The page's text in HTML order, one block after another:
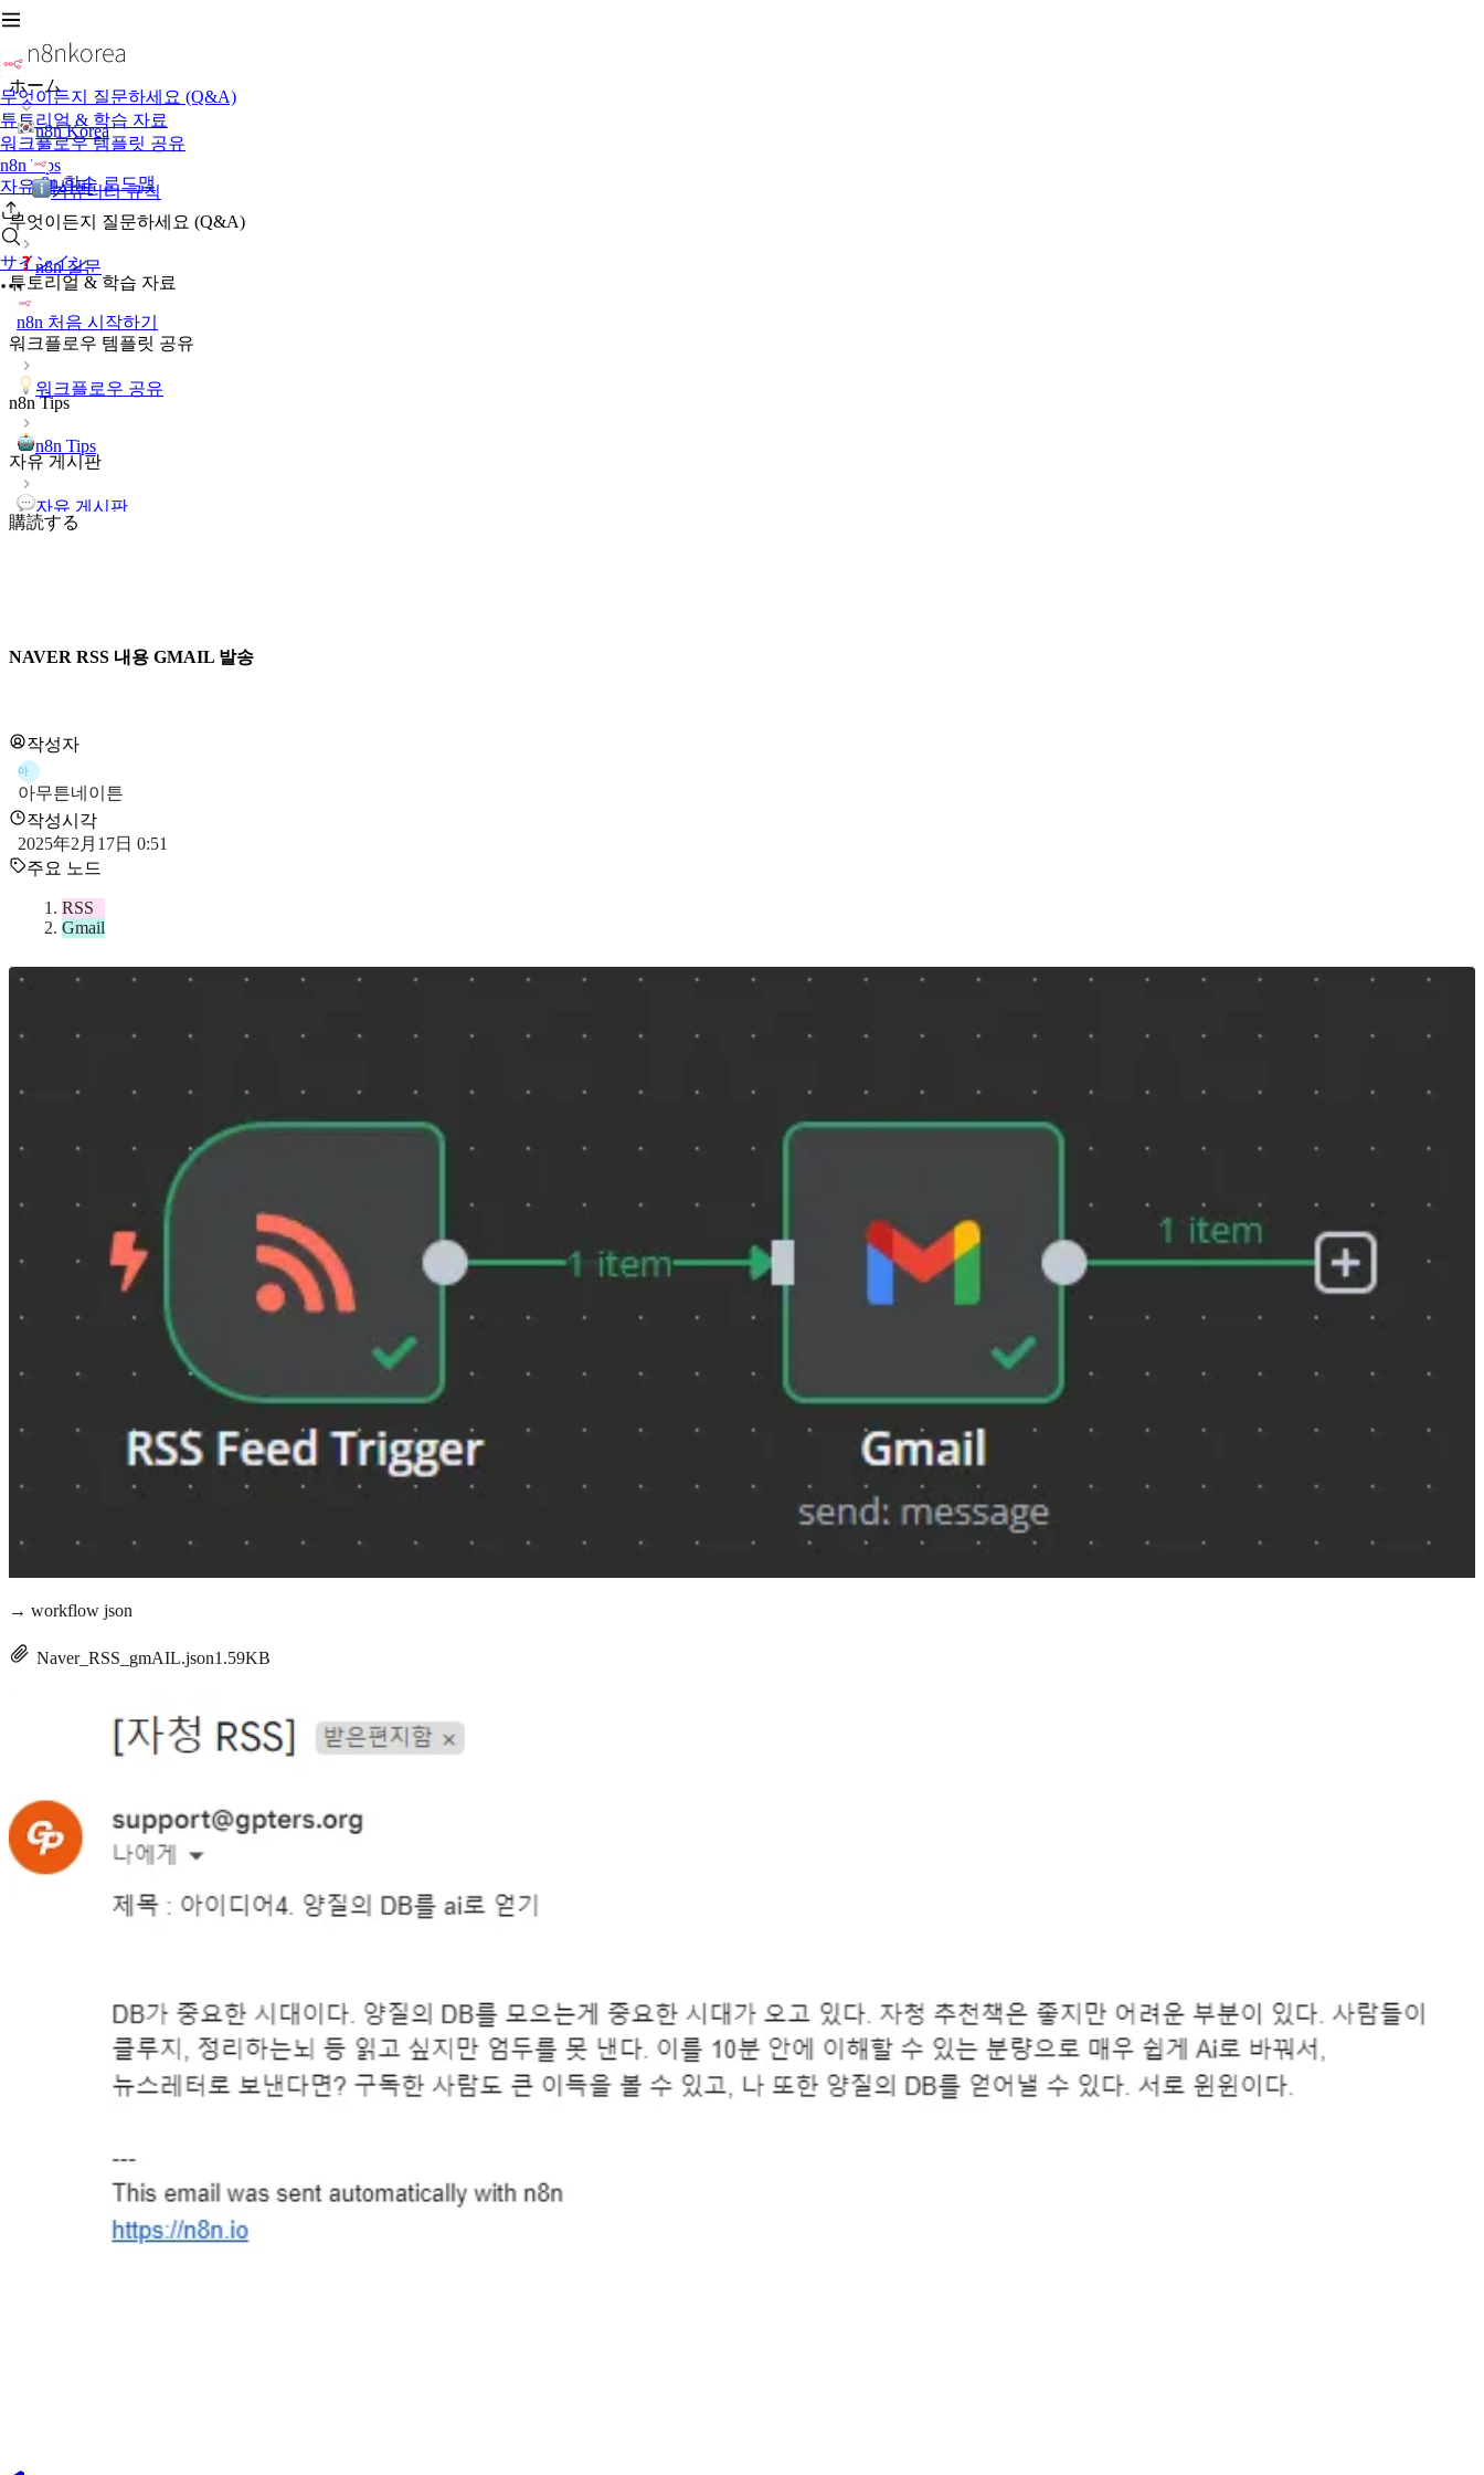
무엇이든지 질문하세요 (Q&A)
튜토리얼 & 학습 자료
워크플로우 템플릿 공유
n8n Tips
자유 게시판
サインイン
ホーム
n8n Korea
n8n 학습 로드맵
커뮤니티 규칙
무엇이든지 질문하세요 (Q&A)
n8n 질문
튜토리얼 & 학습 자료
n8n 처음 시작하기
워크플로우 템플릿 공유
워크플로우 공유
n8n Tips
n8n Tips
자유 게시판
자유 게시판
購読する
NAVER RSS 내용 GMAIL 발송
작성자
아
아무튼네이튼
작성시각
2025年2月17日 0:51
주요 노드
RSS
Gmail
→ workflow json
Naver_RSS_gmAIL.json1.59KB